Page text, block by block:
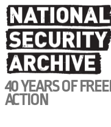
Skip
to
main
content
40 YEARS OF
ACTION